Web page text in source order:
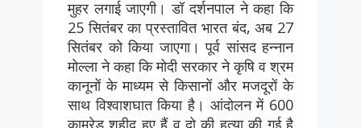
मुहर लगाई जाएगी। डॉ दर्शनपाल ने कहा कि
25 सितंबर का प्रस्तावित भारत बंद, अब 27
सितंबर को किया जाएगा। पूर्व सांसद हन्नान
मोल्ला ने कहा कि मोदी सरकार ने कृषि व श्रम
कानूनों के माध्यम से किसानों और मजदूरों के
साथ विश्वाशघात किया है। आंदोलन में 600
कामरेड शहीद हुए हैं व दो की हत्या की गई है